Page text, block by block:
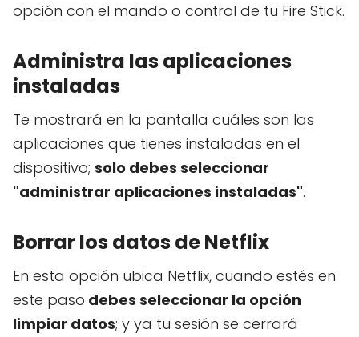
opción con el mando o control de tu Fire Stick.
Administra las aplicaciones
instaladas
Te mostrará en la pantalla cuáles son las
aplicaciones que tienes instaladas en el
dispositivo; solo debes seleccionar
"administrar aplicaciones instaladas".
Borrar los datos de Netflix
En esta opción ubica Netflix, cuando estés en
este paso debes seleccionar la opción
limpiar datos; y ya tu sesión se cerrará